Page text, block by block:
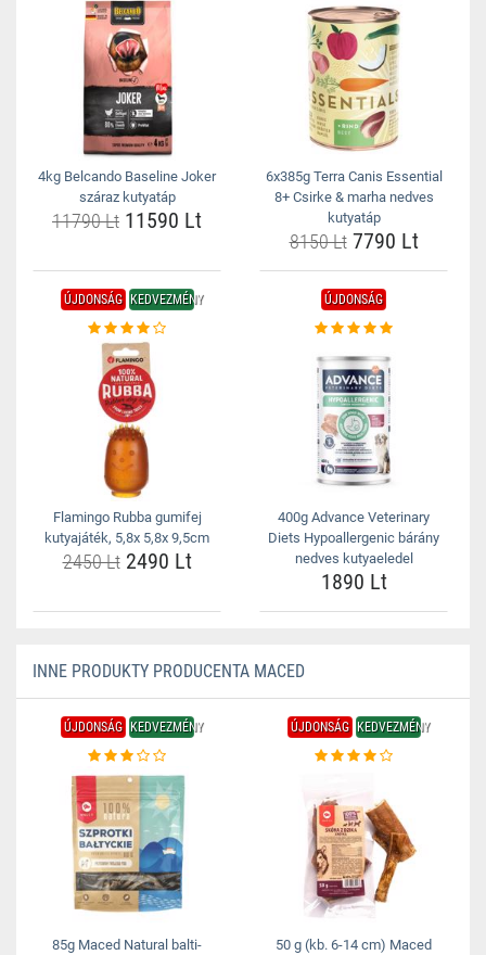
4kg Belcando Baseline Joker
száraz kutyatáp
11790 Lt 11590 Lt
6x385g Terra Canis Essential
8+ Csirke & marha nedves
kutyatáp
8150 Lt7790 Lt
ÚJDONSÁG KEDVEZMÉNY
Flamingo Rubba gumifej
kutyajáték, 5,8x 5,8x 9,5cm
2450 Lt2490 Lt
ÚJDONSÁG
400g Advance Veterinary
Diets Hypoallergenic bárány
nedves kutyaeledel
1890 Lt
INNE PRODUKTY PRODUCENTA MACED
ÚJDONSÁG KEDVEZMÉNY
85g Maced Natural balti-
ÚJDONSÁG KEDVEZMÉNY
50 g (kb. 6-14 cm) Maced